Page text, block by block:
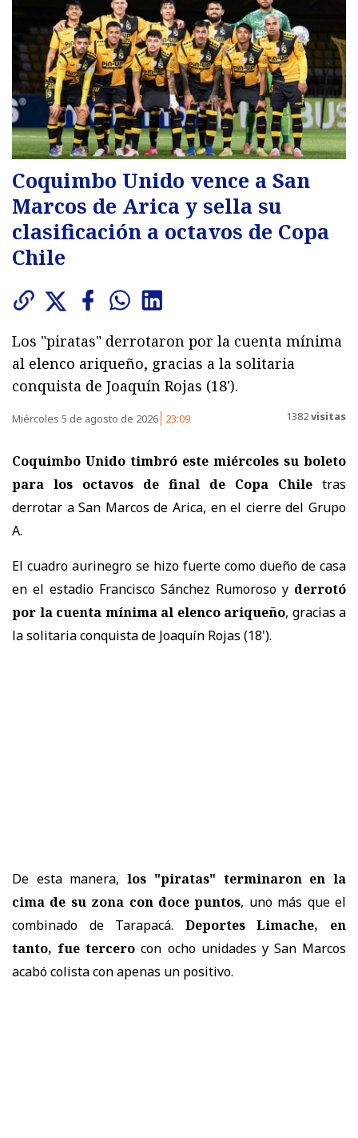
Coquimbo Unido vence a San
Marcos de Arica y sella su
clasificación a octavos de Copa
Chile
Los "piratas" derrotaron por la cuenta mínima
al elenco ariqueño, gracias a la solitaria
conquista de Joaquín Rojas (18').
Miércoles 5 de agosto de 2026 23:09 1382visitas
Coquimbo Unido timbró este miércoles su boleto
para los octavos de final de Copa Chile tras
derrotar a San Marcos de Arica, en el cierre del Grupo
A.
El cuadro aurinegro se hizo fuerte como dueño de casa
en el estadio Francisco Sánchez Rumoroso y derrotó
por la cuenta mínima al elenco ariqueño, gracias a
la solitaria conquista de Joaquín Rojas (18').
De esta manera,los "piratas" terminaron en la
cima de su zona con doce puntos, uno más que el
combinado de Tarapacá. Deportes Limache, en
tanto, fue tercero con ocho unidades y San Marcos
acabó colista con apenas un positivo.